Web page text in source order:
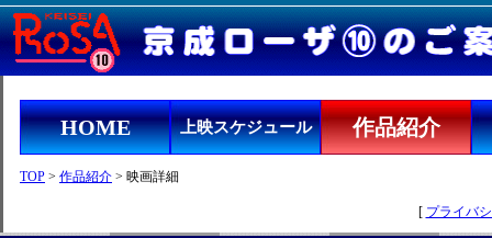
HOME 上映スケジュール 作品紹介
TOP > 作品紹介 > 映画詳細
[ プライバ